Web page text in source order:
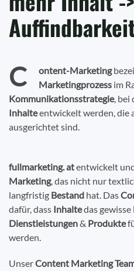
C ontent-Marketing
Marketingprozess im
Kommunikationsstrategie, bei
Inhalteentwickelt werden, die
ausgerichtet sind.
fullmarketing. atentwickelt
Marketing, das nicht nur
langfristig Bestand hat. Das
dafür, dass Inhaltedas gewisse
Dienstleistungen& Produkte
werden.
UnserContent Marketing